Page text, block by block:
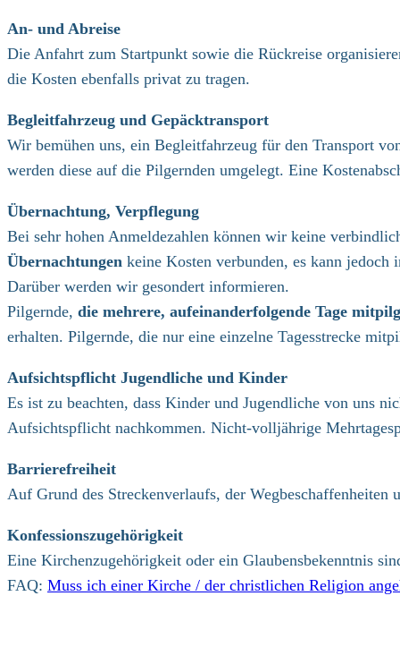
An- und Abreise
Die Anfahrt zum Startpunkt sowie die Rückreise
die Kosten ebenfalls privat zu tragen.
Begleitfahrzeug und Gepäcktransport
Wir bemühen uns, ein Begleitfahrzeug für den Transport
werden diese auf die Pilgernden umgelegt. Eine
Übernachtung, Verpflegung
Bei sehr hohen Anmeldezahlen können wir keine
Übernachtungen keine Kosten verbunden, es kann jedoch
Darüber werden wir gesondert informieren.
Pilgernde, die mehrere, aufeinanderfolgende Tage
erhalten. Pilgernde, die nur eine einzelne Tagesstrecke
Aufsichtspflicht Jugendliche und Kinder
Es ist zu beachten, dass Kinder und Jugendliche von uns
Aufsichtspflicht nachkommen. Nicht-volljährige
Barrierefreiheit
Auf Grund des Streckenverlaufs, der
Konfessionszugehörigkeit
Eine Kirchenzugehörigkeit oder ein Glaubensbekenntnis
FAQ: Muss ich einer Kirche / der christlichen Religion